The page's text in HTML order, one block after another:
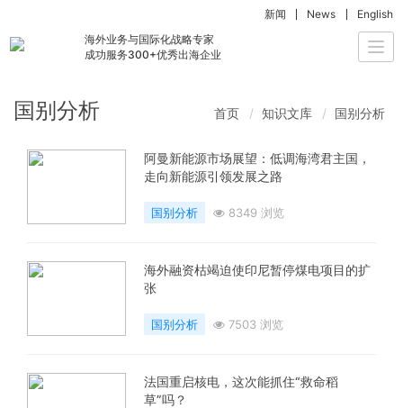
海外业务与国际化战略专家
成功服务300+优秀出海企业
新闻 News English
国别分析 首页 知识文库 国别分析
阿曼新能源市场展望：低调海湾君主国​，
走向新能源引领发展之路
国别分析 8349 浏览
海外融资枯竭迫使印尼暂停煤电项目的扩
张
国别分析 7503 浏览
法国重启核电，这次能抓住“救命稻
草”吗？